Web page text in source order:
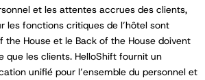
et les attentes accrues des clients,
les fonctions critiques de l’hôtel sont
the House et le Back of the House doivent
que les clients. HelloShift fournit un
unifié pour l’ensemble du personnel et